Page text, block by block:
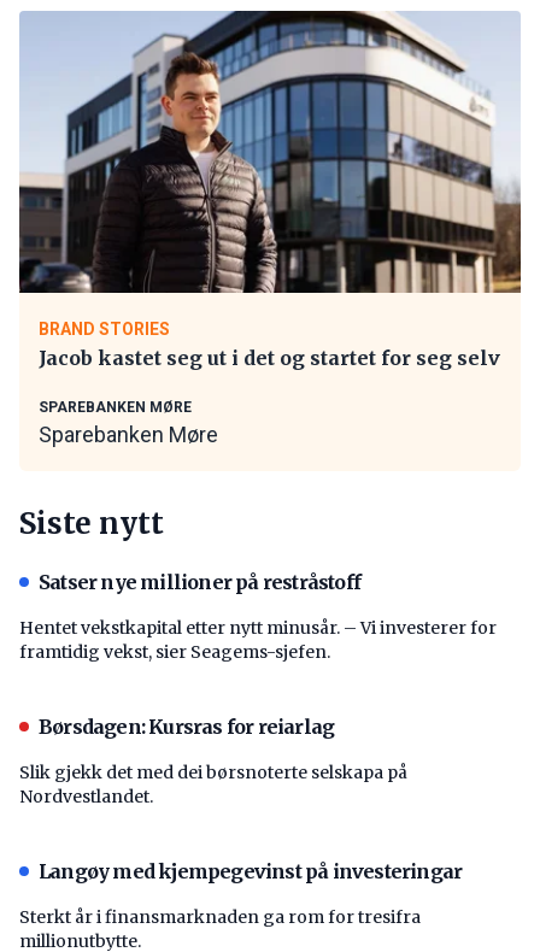
BRAND STORIES
Jacob kastet seg ut i det og startet for seg selv
SPAREBANKEN MØRE
Sparebanken Møre
Siste nytt
Satser nye millioner på restråstoff
Hentet vekstkapital etter nytt minusår. – Vi investerer for
framtidig vekst, sier Seagems-sjefen.
Børsdagen: Kursras for reiarlag
Slik gjekk det med dei børsnoterte selskapa på
Nordvestlandet.
Langøy med kjempegevinst på investeringar
Sterkt år i finansmarknaden ga rom for tresifra
millionutbytte.